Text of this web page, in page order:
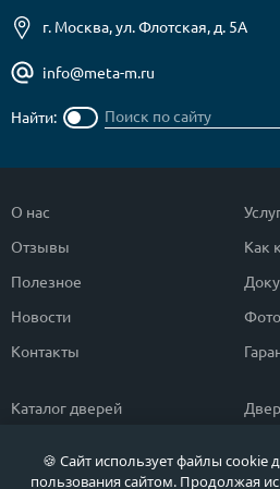
г. Москва, ул. Флотская, д. 5А
info@meta-m.ru
Найти:
О нас
Отзывы
Полезное
Новости
Контакты
Как
Каталог дверей
Популярные двери
🍪 Сайт использует файлы cookie
пользования сайтом. Продолжая